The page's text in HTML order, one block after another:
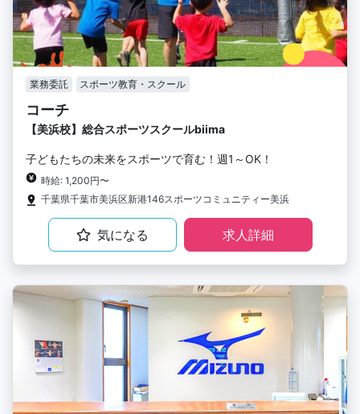
業務委託 スポーツ教育・スクール
コーチ
【美浜校】総合スポーツスクールbiima
子どもたちの未来をスポーツで育む！週1～OK！
時給: 1,200円〜
千葉県千葉市美浜区新港146スポーツコミュニティー美浜
気になる 求人詳細